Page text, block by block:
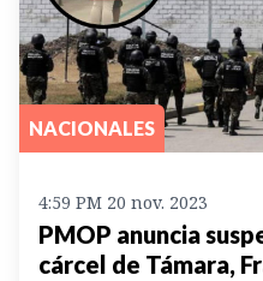
NACIONALES
4:59 PM 20 nov. 2023
PMOP anuncia
cárcel de Támara,